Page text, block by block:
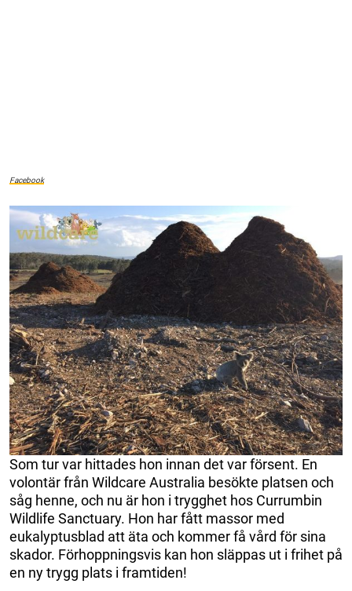
Facebook
Som tur var hittades hon innan det var försent. En
volontär från Wildcare Australia besökte platsen och
såg henne, och nu är hon i trygghet hos Currumbin
Wildlife Sanctuary. Hon har fått massor med
eukalyptusblad att äta och kommer få vård för sina
skador. Förhoppningsvis kan hon släppas ut i frihet på
en ny trygg plats i framtiden!